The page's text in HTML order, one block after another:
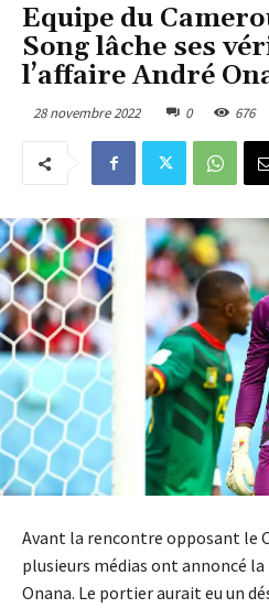
Equipe du
Song lâche ses
l’affaire André
28 novembre 2022 0 676
Avant la rencontre opposant le
plusieurs médias ont annoncé la
Onana. Le portier aurait eu un